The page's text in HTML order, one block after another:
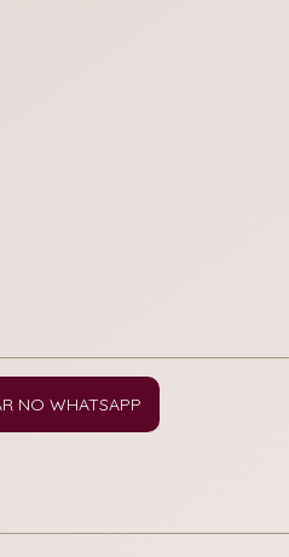
NO WHATSAPP